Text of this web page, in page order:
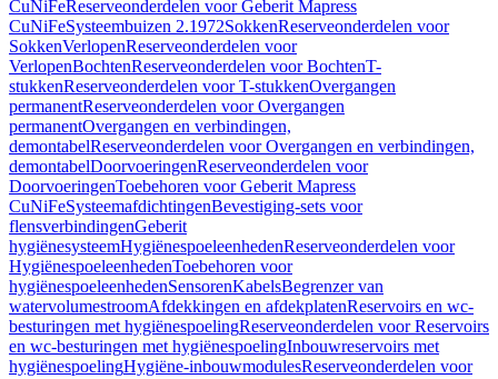
CuNiFeReserveonderdelen voor Geberit Mapress
CuNiFeSysteembuizen 2.1972SokkenReserveonderdelen voor
SokkenVerlopenReserveonderdelen voor
VerlopenBochtenReserveonderdelen voor BochtenT-
stukkenReserveonderdelen voor T-stukkenOvergangen
permanentReserveonderdelen voor Overgangen
permanentOvergangen en verbindingen,
demontabelReserveonderdelen voor Overgangen en verbindingen,
demontabelDoorvoeringenReserveonderdelen voor
DoorvoeringenToebehoren voor Geberit Mapress
CuNiFeSysteemafdichtingenBevestiging-sets voor
flensverbindingenGeberit
hygiënesysteemHygiënespoeleenhedenReserveonderdelen voor
HygiënespoeleenhedenToebehoren voor
hygiënespoeleenhedenSensorenKabelsBegrenzer van
watervolumestroomAfdekkingen en afdekplatenReservoirs en wc-
besturingen met hygiënespoelingReserveonderdelen voor Reservoirs
en wc-besturingen met hygiënespoelingInbouwreservoirs met
hygiënespoelingHygiëne-inbouwmodulesReserveonderdelen voor